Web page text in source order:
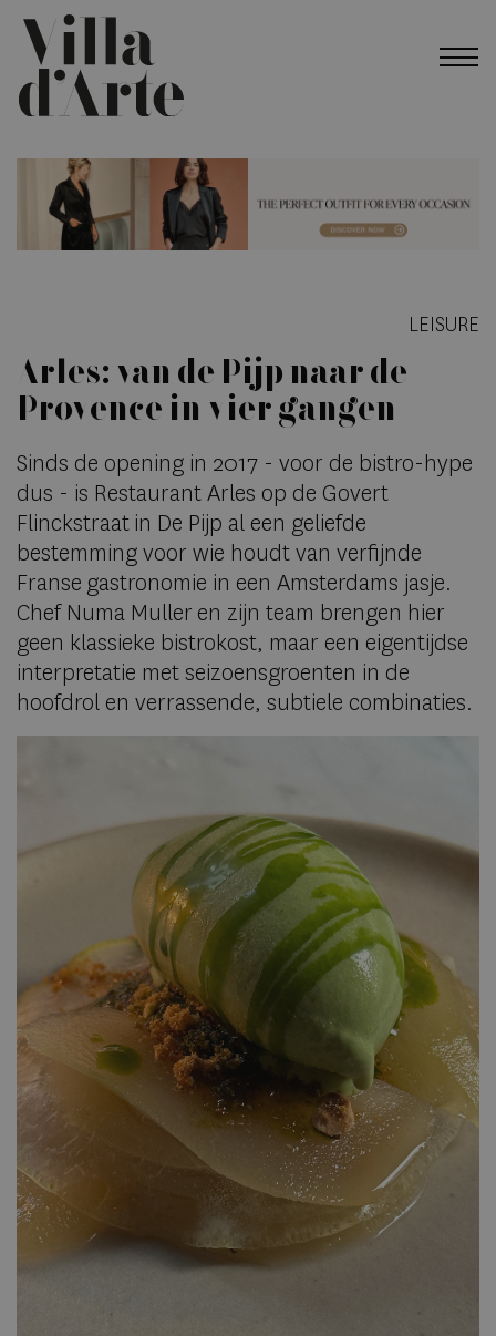
LEISURE
Arles: van de Pijp naar de
Provence in vier gangen
Sinds de opening in 2017 - voor de bistro-hype
dus - is Restaurant Arles op de Govert
Flinckstraat in De Pijp al een geliefde
bestemming voor wie houdt van verfijnde
Franse gastronomie in een Amsterdams jasje.
Chef Numa Muller en zijn team brengen hier
geen klassieke bistrokost, maar een eigentijdse
interpretatie met seizoensgroenten in de
hoofdrol en verrassende, subtiele combinaties.